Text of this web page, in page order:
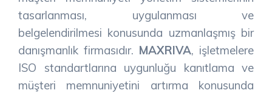
tasarlanması, uygulanması ve
belgelendirilmesi konusunda uzmanlaşmış bir
danışmanlık firmasıdır. MAXRIVA, işletmelere
ISO standartlarına uygunluğu kanıtlama ve
müşteri memnuniyetini artırma konusunda